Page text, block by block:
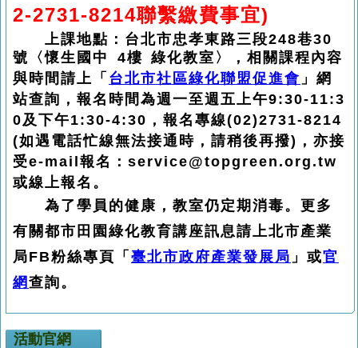
2-2731-8214聯繫繳費事宜)
上課地點：台北市忠孝東路三段248巷30
號〈懷生國中 4樓 綠化教室〉，相關課程內容
與時間請上「 台北市社區綠化聯盟促進會 」網
站查詢，報名時間為週一至週五上午9:30-11:3
0及下午1:30-4:30，報名專線(02)2731-8214
(如遇電話忙線無法接通時，請稍後再撥)，亦接
受e-mail報名：service@topgreen.org.tw
或線上報名。
為了學員的健康，教室仍定期消毒。更多
有關都市田園綠化教育講座訊息請上北市產業
局FB粉絲專頁「 臺北市政府產業發展局 」或官
網 查詢。
活動官網